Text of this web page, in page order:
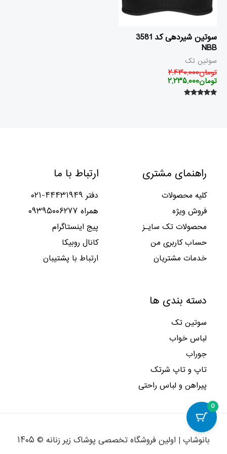
سوتین شیردهی کد 3581
NBB
سوتین تک
تومان۲,۴۳۰,۰۰۰
تومان۲,۲۳۵,۰۰۰
راهنمای مشتری
کلیه محصولات
فروش ویژه
محصولات تک سایـز
حساب کاربری من
خدمات مشتریان
ارتباط با ما
دفتر ۴۴۴۳۱۹۴۹-۰۲۱
همراه ۰۹۳۹۵۰۰۶۲۷۷
پیج اینستاگرام
کانال روبیکا
ارتباط با پشتیبان
دسته بندی ها
سوتین تک
لباس خواب
جوراب
تاپ و تاپ شرتک
پیراهن و لباس راحتی
بانوشاپ | اولین فروشگاه تخصصی پوشاک زیر زنانه © ۱۴۰۵
0